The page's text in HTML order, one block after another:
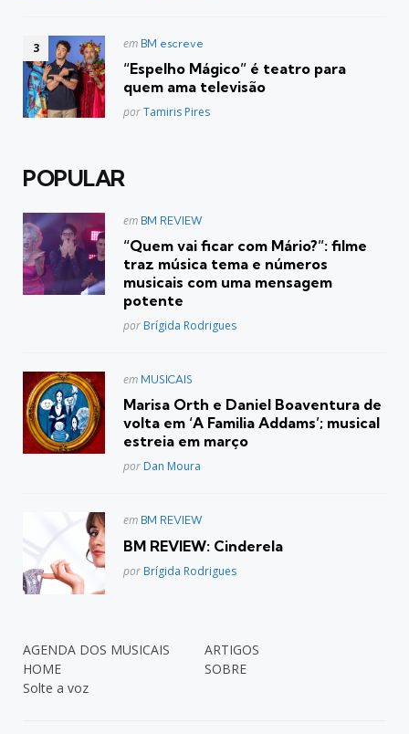
Postado
em BM escreve
“Espelho Mágico” é teatro para
quem ama televisão
Posted
porTamiris Pires
POPULAR
Postado
em BM REVIEW
“Quem vai ficar com Mário?”: filme
traz música tema e números
musicais com uma mensagem
potente
Posted
por Brígida Rodrigues
Postado
em MUSICAIS
Marisa Orth e Daniel Boaventura de
volta em ‘A Familia Addams’; musical
estreia em março
Posted
por Dan Moura
Postado
em BM REVIEW
BM REVIEW: Cinderela
Posted
por Brígida Rodrigues
AGENDA DOS MUSICAIS
ARTIGOS
HOME
SOBRE
Solte a voz